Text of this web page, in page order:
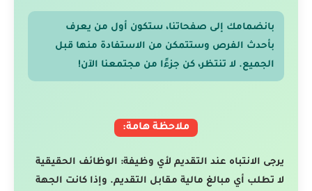
بانضمامك إلى صفحاتنا، ستكون أول من يعرف
بأحدث الفرص وستتمكن من الاستفادة منها قبل
الجميع. لا تنتظر، كن جزءًا من مجتمعنا الآن!
ملاحظة هامة:
يرجى الانتباه عند التقديم لأي وظيفة: الوظائف الحقيقية
لا تطلب أي مبالغ مالية مقابل التقديم. وإذا كانت الجهة